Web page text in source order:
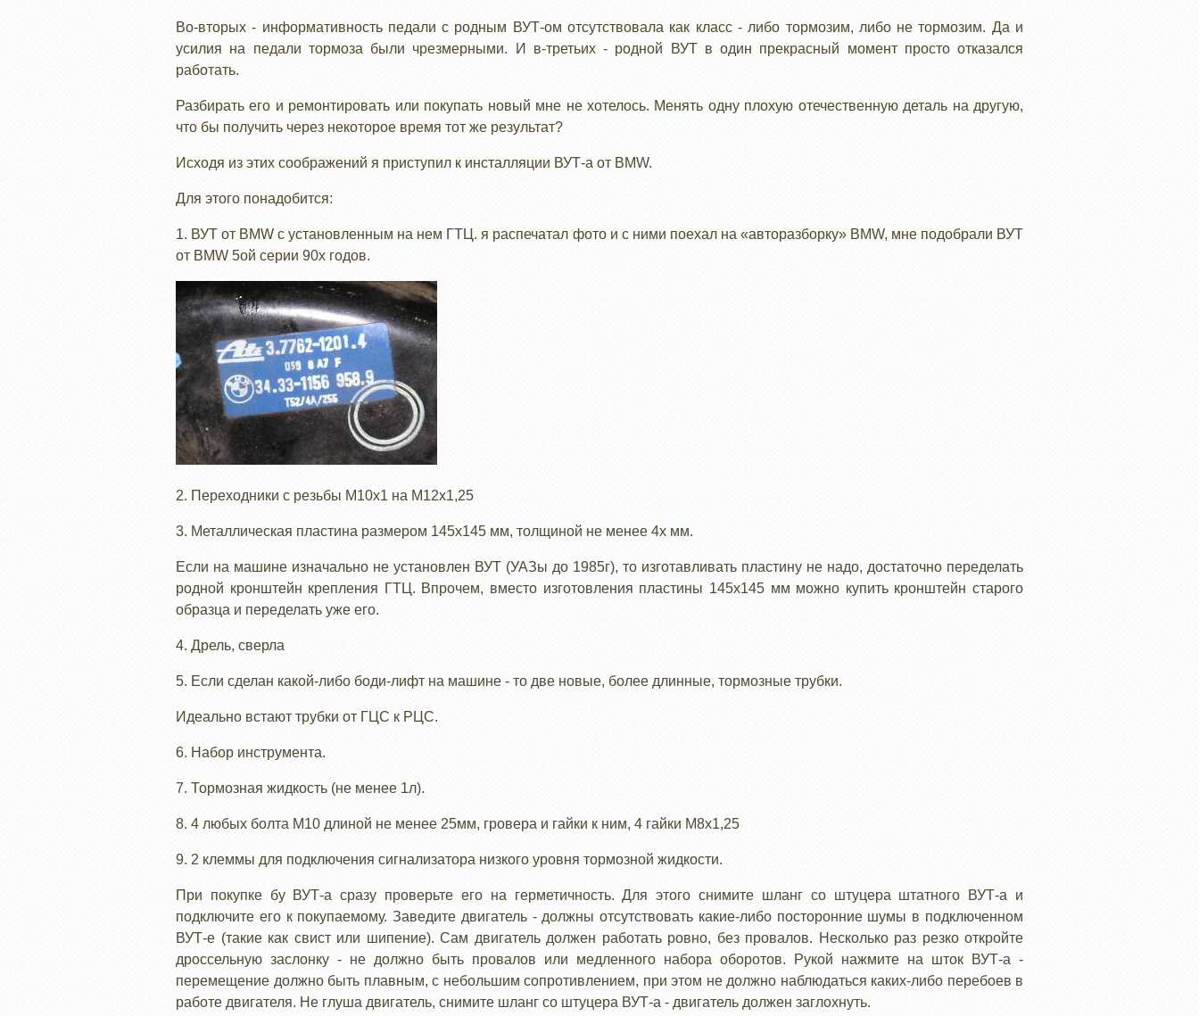
Во-вторых - информативность педали с родным ВУТ-ом отсутствовала как класс - либо тормозим, либо не тормозим. Да и
усилия на педали тормоза были чрезмерными. И в-третьих - родной ВУТ в один прекрасный момент просто отказался
работать.
Разбирать его и ремонтировать или покупать новый мне не хотелось. Менять одну плохую отечественную деталь на другую,
что бы получить через некоторое время тот же результат?
Исходя из этих соображений я приступил к инсталляции ВУТ-а от BMW.
Для этого понадобится:
1. ВУТ от BMW с установленным на нем ГТЦ. я распечатал фото и с ними поехал на «авторазборку» BMW, мне подобрали ВУТ
от BMW 5ой серии 90х годов.
2. Переходники с резьбы М10х1 на М12х1,25
3. Металлическая пластина размером 145х145 мм, толщиной не менее 4х мм.
Если на машине изначально не установлен ВУТ (УАЗы до 1985г), то изготавливать пластину не надо, достаточно переделать
родной кронштейн крепления ГТЦ. Впрочем, вместо изготовления пластины 145х145 мм можно купить кронштейн старого
образца и переделать уже его.
4. Дрель, сверла
5. Если сделан какой-либо боди-лифт на машине - то две новые, более длинные, тормозные трубки.
Идеально встают трубки от ГЦС к РЦС.
6. Набор инструмента.
7. Тормозная жидкость (не менее 1л).
8. 4 любых болта М10 длиной не менее 25мм, гровера и гайки к ним, 4 гайки М8х1,25
9. 2 клеммы для подключения сигнализатора низкого уровня тормозной жидкости.
При покупке бу ВУТ-а сразу проверьте его на герметичность. Для этого снимите шланг со штуцера штатного ВУТ-а и
подключите его к покупаемому. Заведите двигатель - должны отсутствовать какие-либо посторонние шумы в подключенном
ВУТ-е (такие как свист или шипение). Сам двигатель должен работать ровно, без провалов. Несколько раз резко откройте
дроссельную заслонку - не должно быть провалов или медленного набора оборотов. Рукой нажмите на шток ВУТ-а -
перемещение должно быть плавным, с небольшим сопротивлением, при этом не должно наблюдаться каких-либо перебоев в
работе двигателя. Не глуша двигатель, снимите шланг со штуцера ВУТ-а - двигатель должен заглохнуть.